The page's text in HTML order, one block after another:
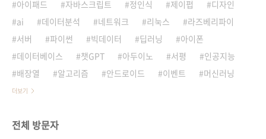
아이패드
자바스크립트 정인식 제이펍
디자인
ai
데이터분석 네트워크 리눅스
라즈베리파이
서버
파이썬 빅데이터 딥러닝
아이폰
데이터베이스
챗GPT 아두이노 서평
인공지능
배장열
알고리즘 안드로이드 이벤트 머신러닝
더보기
전체 방문자